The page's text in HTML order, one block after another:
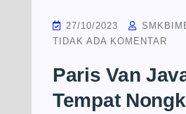
27/10/2023
TIDAK ADA KOMENTAR
Paris Van
Tempat